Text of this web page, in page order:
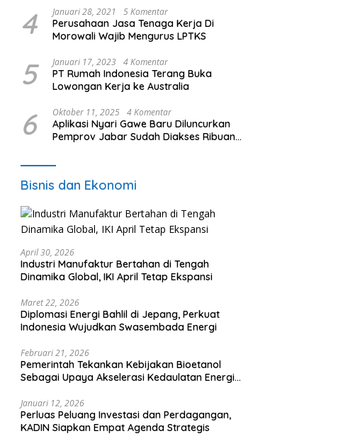
4 Januari 28, 2021 5 Komentar
Perusahaan Jasa Tenaga Kerja Di
Morowali Wajib Mengurus LPTKS
5 Januari 17, 2023 4 Komentar
PT Rumah Indonesia Terang Buka
Lowongan Kerja ke Australia
6 Oktober 11, 2025 4 Komentar
Aplikasi Nyari Gawe Baru Diluncurkan
Pemprov Jabar Sudah Diakses Ribuan
Bisnis dan Ekonomi
April 30, 2026
Industri Manufaktur Bertahan di Tengah
Dinamika Global, IKI April Tetap Ekspansi
Maret 22, 2026
Diplomasi Energi Bahlil di Jepang, Perkuat
Indonesia Wujudkan Swasembada Energi
Februari 21, 2026
Pemerintah Tekankan Kebijakan Bioetanol
Sebagai Upaya Akselerasi Kedaulatan Energi
Januari 12, 2026
Perluas Peluang Investasi dan Perdagangan,
KADIN Siapkan Empat Agenda Strategis